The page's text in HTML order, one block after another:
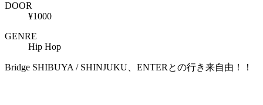
DOOR
¥1000
GENRE
Hip Hop
Bridge SHIBUYA / SHINJUKU、ENTERとの行き来自由！！